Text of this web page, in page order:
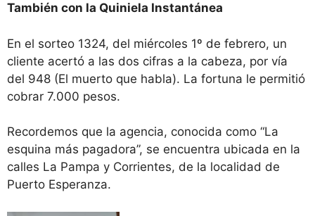
También con la Quiniela Instantánea
En el sorteo 1324, del miércoles 1º de febrero, un
cliente acertó a las dos cifras a la cabeza, por vía
del 948 (El muerto que habla). La fortuna le permitió
cobrar 7.000 pesos.
Recordemos que la agencia, conocida como “La
esquina más pagadora”, se encuentra ubicada en la
calles La Pampa y Corrientes, de la localidad de
Puerto Esperanza.